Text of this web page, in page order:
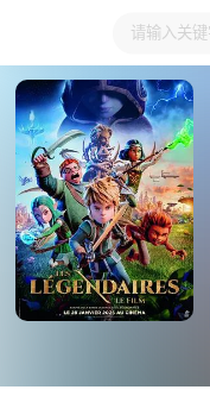
大家在看 日本动漫